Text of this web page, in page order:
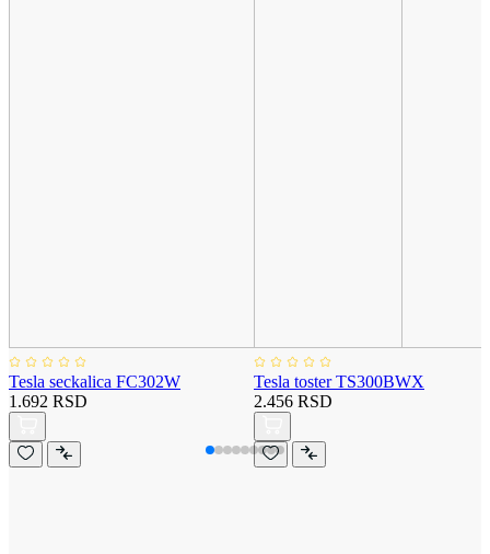
Tesla seckalica FC302W
1.692 RSD
Tesla toster TS300BWX
2.456 RSD